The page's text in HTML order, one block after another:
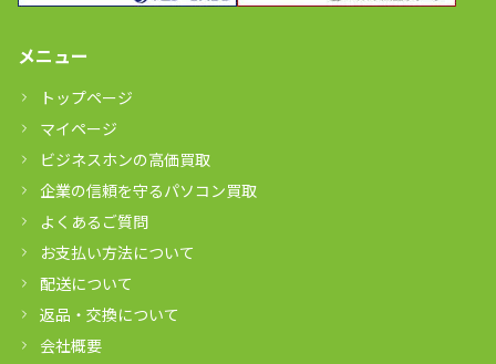
メニュー
トップページ
マイページ
ビジネスホンの高価買取
企業の信頼を守るパソコン買取
よくあるご質問
お支払い方法について
配送について
返品・交換について
会社概要